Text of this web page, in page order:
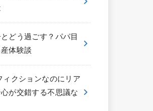
どう過ごす？パパ目
体験談
ィクションなのにリア
が交錯する不思議な